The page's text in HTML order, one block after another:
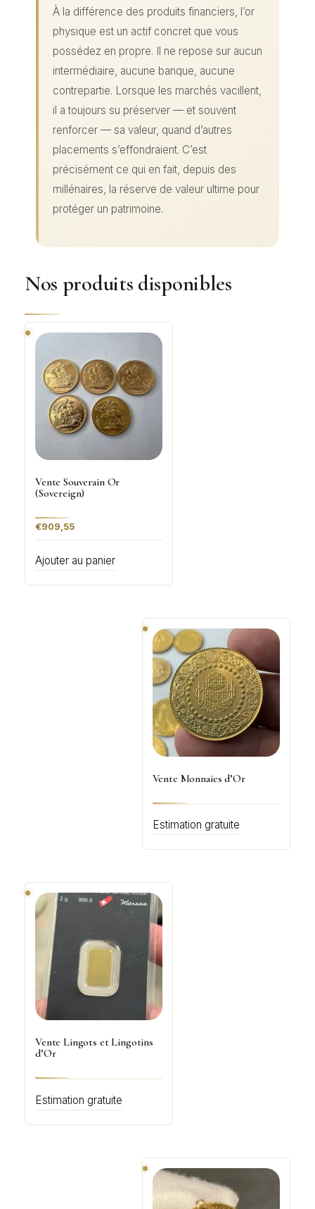
À la différence des produits financiers, l’or
physique est un actif concret que vous
possédez en propre. Il ne repose sur aucun
intermédiaire, aucune banque, aucune
contrepartie. Lorsque les marchés vacillent,
il a toujours su préserver — et souvent
renforcer — sa valeur, quand d’autres
placements s’effondraient. C’est
précisément ce qui en fait, depuis des
millénaires, la réserve de valeur ultime pour
protéger un patrimoine.
Nos produits disponibles
Vente Souverain Or
(Sovereign)
€909,55
Ajouter au panier
Vente Monnaies d’Or
Estimation gratuite
Vente Lingots et Lingotins
d’Or
Estimation gratuite